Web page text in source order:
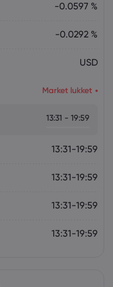
-0.0597 %
-0.0292 %
USD
Market lukket
13:31 - 19:59
13:31-19:59
13:31-19:59
13:31-19:59
13:31-19:59